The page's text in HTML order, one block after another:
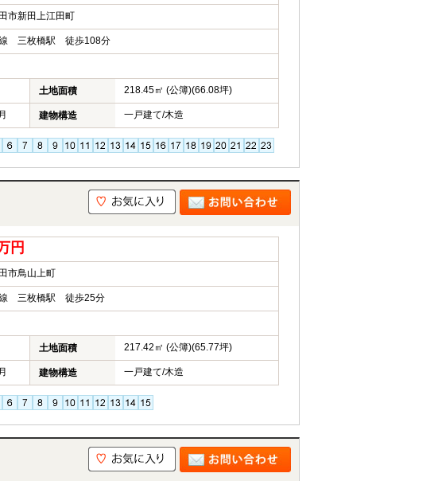
市新田上江田町
線 三枚橋駅 徒歩108分
土地面積 218.45㎡ (公簿)(66.08坪)
建物構造 一戸建て/木造
円
市鳥山上町
線 三枚橋駅 徒歩25分
土地面積 217.42㎡ (公簿)(65.77坪)
建物構造 一戸建て/木造